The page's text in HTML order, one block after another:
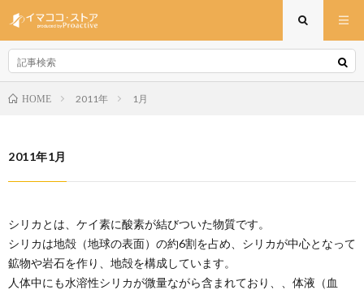
HOME 2011年 1月
2011年1月
シリカとは、ケイ素に酸素が結びついた物質です。
シリカは地殻（地球の表面）の約6割を占め、シリカが中心となって
鉱物や岩石を作り、地殻を構成しています。
人体中にも水溶性シリカが微量ながら含まれており、、体液（血